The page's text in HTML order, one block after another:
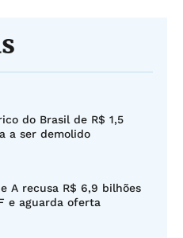
do Brasil de R$ 1,5
a ser demolido
A recusa R$ 6,9 bilhões
e aguarda oferta